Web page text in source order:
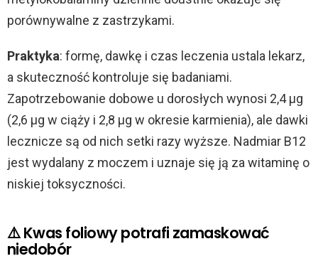
porównywalne z zastrzykami.
Praktyka: formę, dawkę i czas leczenia ustala lekarz,
a skuteczność kontroluje się badaniami.
Zapotrzebowanie dobowe u dorosłych wynosi 2,4 µg
(2,6 µg w ciąży i 2,8 µg w okresie karmienia), ale dawki
lecznicze są od nich setki razy wyższe. Nadmiar B12
jest wydalany z moczem i uznaje się ją za witaminę o
niskiej toksyczności.
⚠️ Kwas foliowy potrafi zamaskować
niedobór